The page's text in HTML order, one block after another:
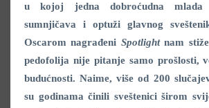
u kojoj jedna dobroćudna mlada
sumnjičava i optuži glavnog
Oscarom nagrađeni Spotlightnam
pedofolija nije pitanje samo prošlosti,
budućnosti. Naime, više od 200
su godinama činili sveštenici širom